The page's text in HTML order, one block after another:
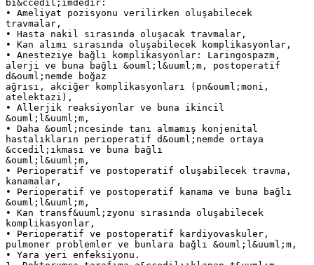
bi&ccedil;imdedir:
• Ameliyat pozisyonu verilirken oluşabilecek
travmalar,
• Hasta nakil sırasında oluşacak travmalar,
• Kan alımı sırasında oluşabilecek komplikasyonlar,
• Anesteziye bağlı komplikasyonlar: Laringospazm,
alerji ve buna bağlı &ouml;l&uuml;m, postoperatif
d&ouml;nemde boğaz
ağrısı, akciğer komplikasyonları (pn&ouml;moni,
atelektazi),
• Allerjik reaksiyonlar ve buna ikincil
&ouml;l&uuml;m,
• Daha &ouml;ncesinde tanı almamış konjenital
hastalıkların perioperatif d&ouml;nemde ortaya
&ccedil;ıkması ve buna bağlı
&ouml;l&uuml;m,
• Perioperatif ve postoperatif oluşabilecek travma,
kanamalar,
• Perioperatif ve postoperatif kanama ve buna bağlı
&ouml;l&uuml;m,
• Kan transf&uuml;zyonu sırasında oluşabilecek
komplikasyonlar,
• Perioperatif ve postoperatif kardiyovaskuler,
pulmoner problemler ve bunlara bağlı &ouml;l&uuml;m,
• Yara yeri enfeksiyonu.